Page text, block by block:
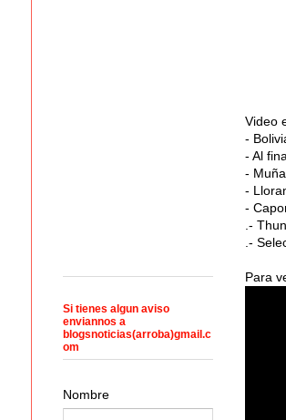
Video
-
- Al
-
-
-
.-
.-
Para
Si tienes algun aviso
enviannos a
blogsnoticias(arroba)gmail.c
om
Nombre